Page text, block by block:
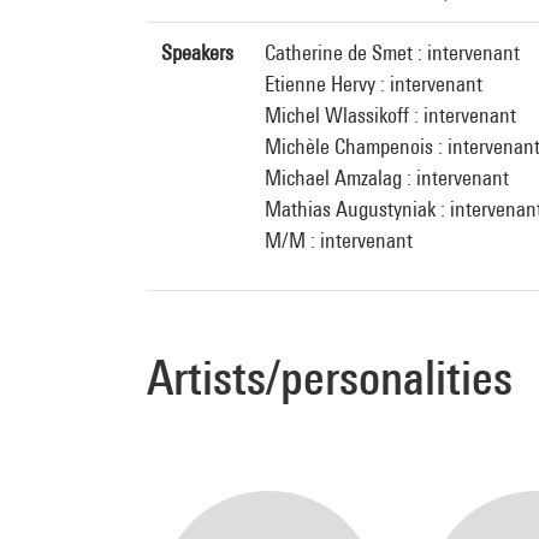
Speakers
Catherine de Smet : intervenant
Etienne Hervy : intervenant
Michel Wlassikoff : intervenant
Michèle Champenois : intervenant
Michael Amzalag : intervenant
Mathias Augustyniak :
M/M : intervenant
Artists/personalities